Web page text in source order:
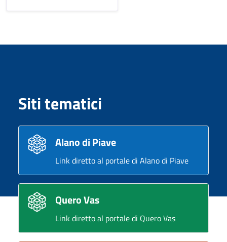
Siti tematici
Alano di Piave
Link diretto al portale di Alano di Piave
Quero Vas
Link diretto al portale di Quero Vas